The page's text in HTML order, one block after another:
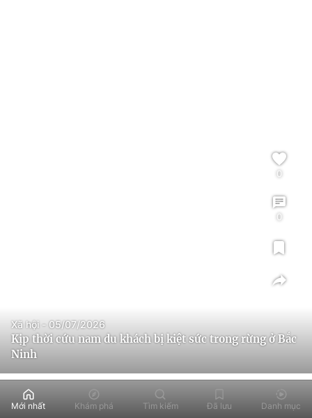
Kịp thời cứu nam du khách bị kiệt sức trong rừng ở Bắc
Ninh
Xã hội - 05/07/2026
0
0
Mới nhất Khám phá Tìm kiếm Đã lưu Danh mục